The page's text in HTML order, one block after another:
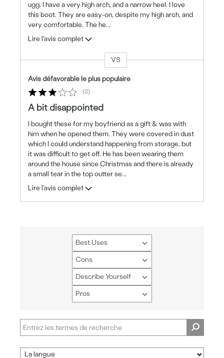
ugg. I have a very high arch, and a narrow heel. I love
this boot. They are easy-on, despite my high arch, and
very comfortable. The he...
Lire l'avis complet
sur
VS
Avis défavorable le plus populaire
3
A bit disappointed
I bought these for my boyfriend as a gift & was with
him when he opened them. They were covered in dust
which I could understand happening from storage, but
it was difficult to get off. He has been wearing them
around the house since Christmas and there is already
a small tear in the top outter se...
Lire l'avis complet
Best Uses
Français
Cons
Français
Describe Yourself
Français
Pros
Français